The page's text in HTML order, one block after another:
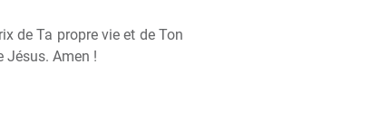
de Ta propre vie et de Ton
Jésus. Amen !